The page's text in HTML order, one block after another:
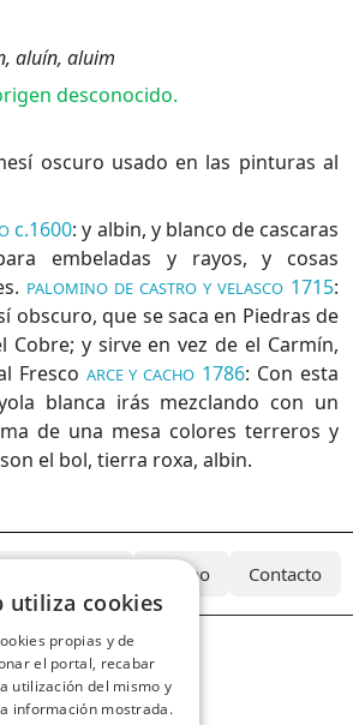
aluín, aluim
desconocido.
oscuro usado en las pinturas al
c.1600:y albin, y blanco de cascaras
embeladas y rayos, y cosas
PALOMINO DE CASTRO Y VELASCO 1715:
obscuro, que se saca en Piedras de
Cobre; y sirve en vez de el Carmín,
Fresco ARCE Y CACHO 1786: Con esta
blanca irás mezclando con un
de una mesa colores terreros y
el bol, tierra roxa, albin.
Equipo Contacto
utiliza cookies
propias y de
el portal, recabar
utilización del mismo y
información mostrada.